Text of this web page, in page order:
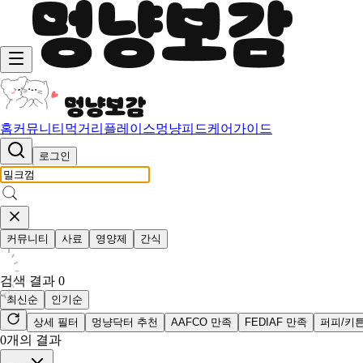
홈커뮤니티 먹거리 플레이스멍냥피드케어가이드
로그인
커뮤니티 사료 영양제 간식
검색 결과 0
최신순
인기순
상세 필터
멍냥닥터 추천 AAFCO 만족 FEDIAF 만족 퍼피/키
0개의 결과